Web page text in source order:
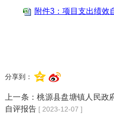
附件3：项目支出绩效
分享到：
上一条：桃源县盘塘镇人民政
自评报告 [ 2023-12-07 ]